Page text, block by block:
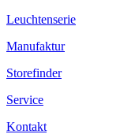
Leuchtenserie
Manufaktur
Storefinder
Service
Kontakt